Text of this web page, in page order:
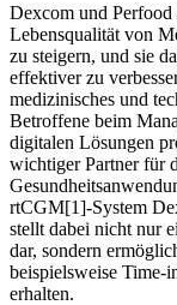
Dexcom und Perfood
Lebensqualität von
zu steigern, und sie
effektiver zu
medizinisches und
Betroffene beim
digitalen Lösungen
wichtiger Partner für
rtCGM[1]-System
stellt dabei nicht nur
dar, sondern
beispielsweise Time-
erhalten.